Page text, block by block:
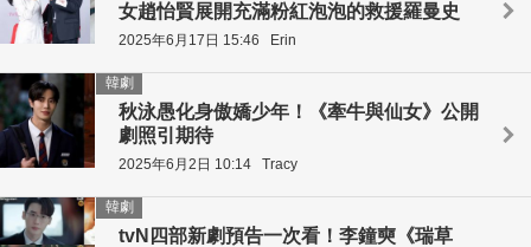
女趙怡賢展開充滿粉紅泡泡的救援羅曼史
2025年6月17日 15:46 Erin
秋泳愚化身傲嬌少年！《牽牛與仙女》公開
劇照引期待
韓劇
2025年6月2日 10:14 Tracy
tvN四部新劇預告一次看！李鐘奭《瑞草
韓劇